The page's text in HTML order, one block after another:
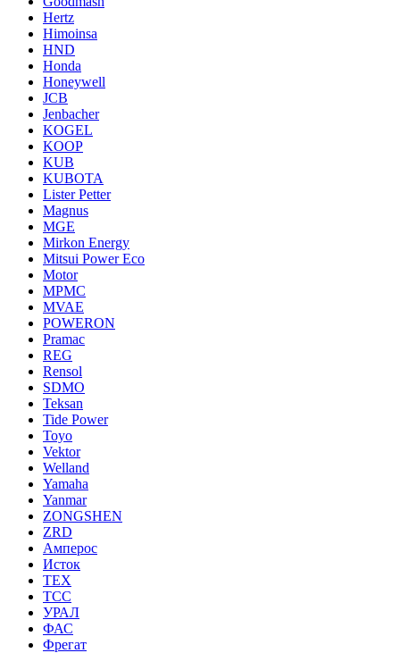
Hertz
Himoinsa
HND
Honda
Honeywell
JCB
Jenbacher
KOGEL
KOOP
KUB
KUBOTA
Lister Petter
Magnus
MGE
Mirkon Energy
Mitsui Power Eco
Motor
MPMC
MVAE
POWERON
Pramac
REG
Rensol
SDMO
Teksan
Tide Power
Toyo
Vektor
Welland
Yamaha
Yanmar
ZONGSHEN
ZRD
Амперос
Исток
ТЕХ
ТСС
УРАЛ
ФАС
Фрегат